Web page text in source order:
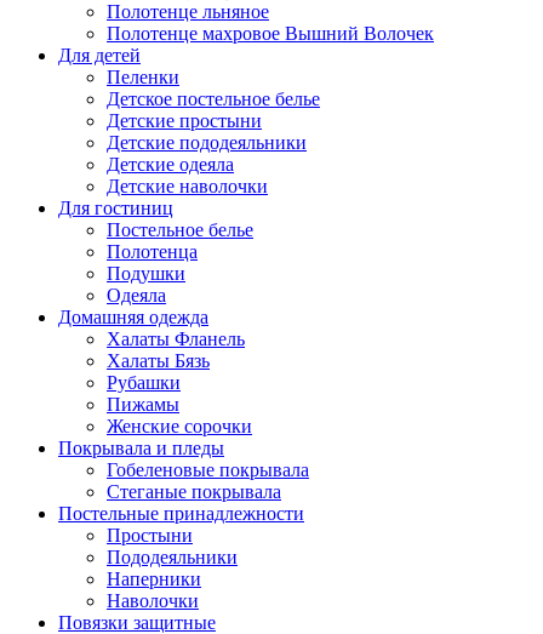
Полотенце льняное
Полотенце махровое Вышний Волочек
Для детей
Пеленки
Детское постельное белье
Детские простыни
Детские пододеяльники
Детские одеяла
Детские наволочки
Для гостиниц
Постельное белье
Полотенца
Подушки
Одеяла
Домашняя одежда
Халаты Фланель
Халаты Бязь
Рубашки
Пижамы
Женские сорочки
Покрывала и пледы
Гобеленовые покрывала
Стеганые покрывала
Постельные принадлежности
Простыни
Пододеяльники
Наперники
Наволочки
Повязки защитные